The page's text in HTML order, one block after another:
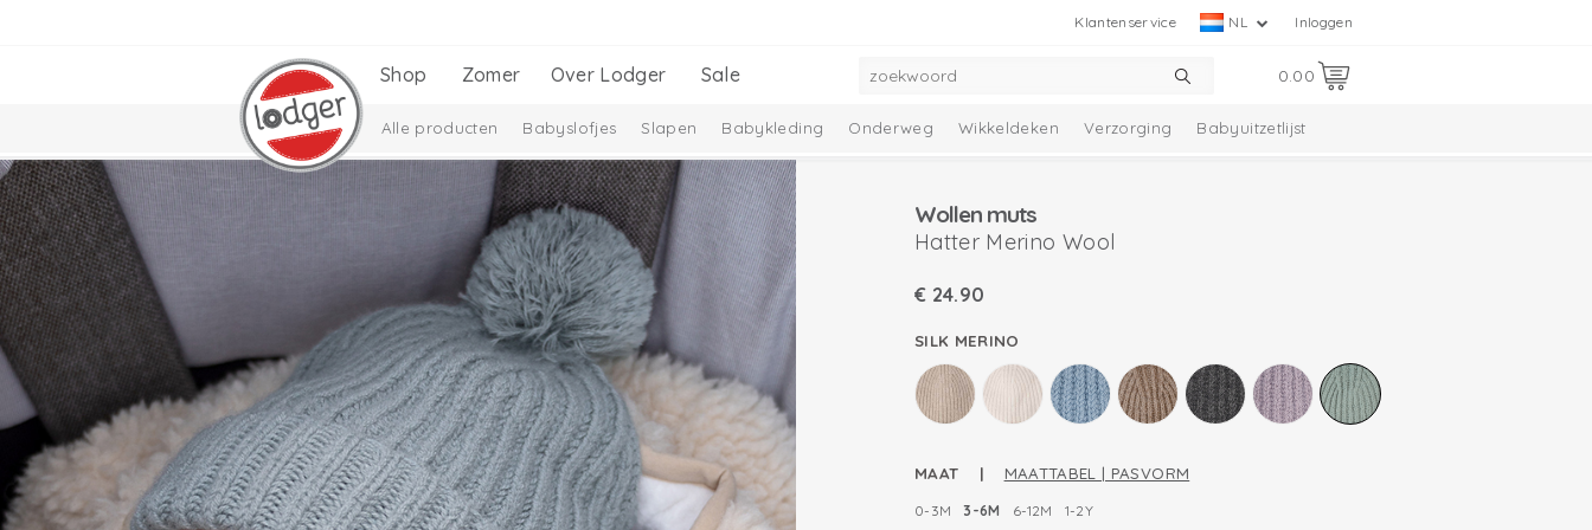
Inloggen
NL
Klantenservice
0.00
Shop Zomer Over Lodger Sale
Alle producten Babyslofjes Slapen Babykleding Onderweg Wikkeldeken Verzorging Babyuitzetlijst
Cadeausets Ciumbelle Collectie Melange Collectie
Wollen muts
Hatter Merino Wool
€ 24.90
SILK MERINO
MAAT | MAATTABEL | PASVORM
0-3M 3-6M 6-12M 1-2Y